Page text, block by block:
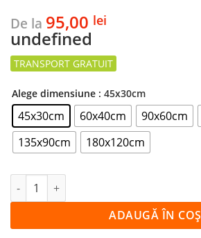
De la 95,00 lei
undefined
Alege dimensiune : 45x30cm
45x30cm 60x40cm 90x60cm
135x90cm
180x120cm
Cantitate Tablou UP IN THE SKY
ADAUGĂ ÎN COȘ